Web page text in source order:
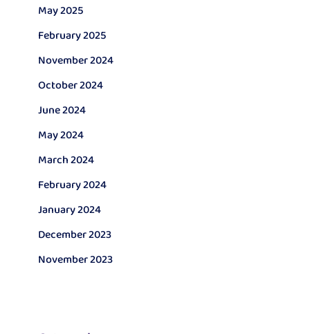
May 2025
February 2025
November 2024
October 2024
June 2024
May 2024
March 2024
February 2024
January 2024
December 2023
November 2023